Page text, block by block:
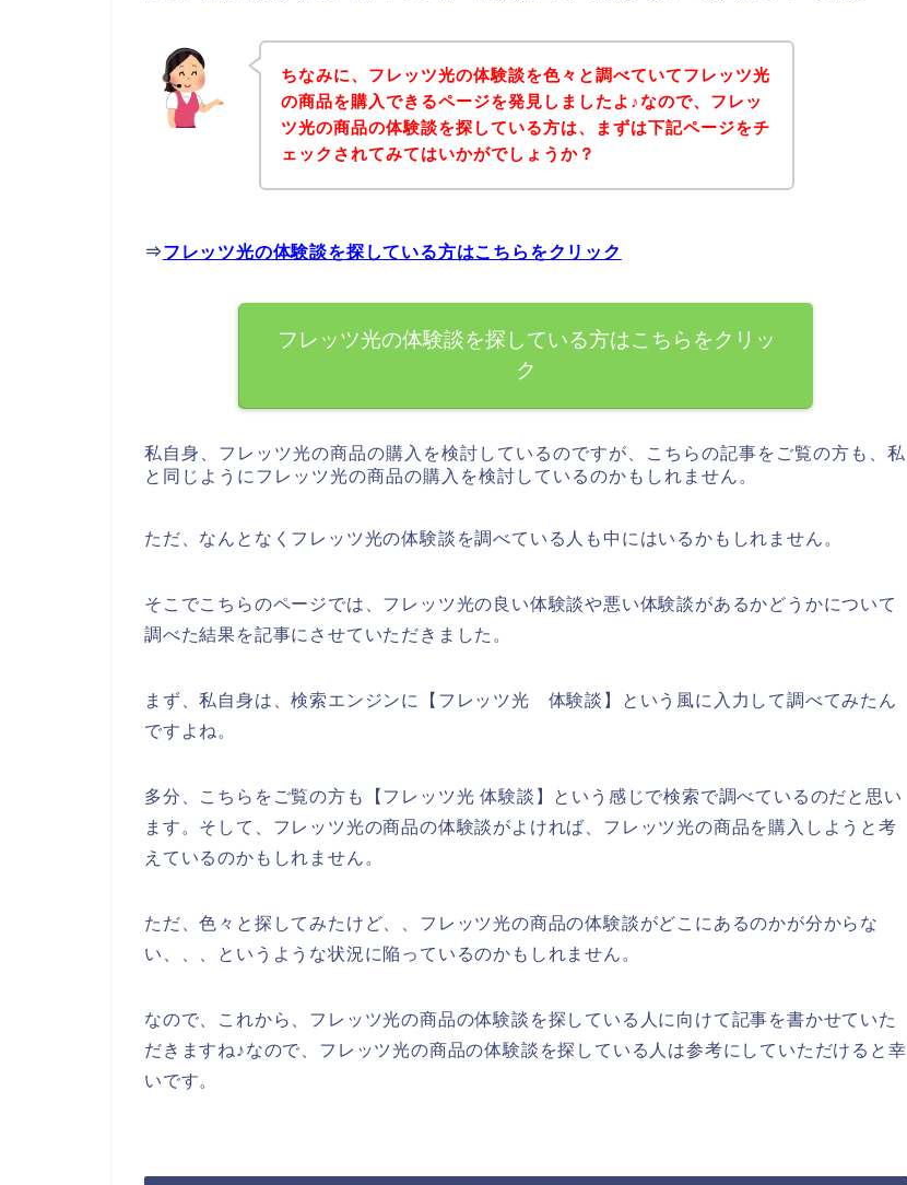
ちなみに、フレッツ光の体験談を色々と調べていてフレッツ光
の商品を購入できるページを発見しましたよ♪なので、フレッ
ツ光の商品の体験談を探している方は、まずは下記ページをチ
ェックされてみてはいかがでしょうか？
⇒フレッツ光の体験談を探している方はこちらをクリック
フレッツ光の体験談を探している方はこちらをクリッ
ク
私自身、フレッツ光の商品の購入を検討しているのですが、こちらの記事をご覧の方も、私
と同じようにフレッツ光の商品の購入を検討しているのかもしれません。
ただ、なんとなくフレッツ光の体験談を調べている人も中にはいるかもしれません。
そこでこちらのページでは、フレッツ光の良い体験談や悪い体験談があるかどうかについて
調べた結果を記事にさせていただきました。
まず、私自身は、検索エンジンに【フレッツ光 体験談】という風に入力して調べてみたん
ですよね。
多分、こちらをご覧の方も【フレッツ光 体験談】という感じで検索で調べているのだと思い
ます。そして、フレッツ光の商品の体験談がよければ、フレッツ光の商品を購入しようと考
えているのかもしれません。
ただ、色々と探してみたけど、、フレッツ光の商品の体験談がどこにあるのかが分からな
い、、、というような状況に陥っているのかもしれません。
なので、これから、フレッツ光の商品の体験談を探している人に向けて記事を書かせていた
だきますね♪なので、フレッツ光の商品の体験談を探している人は参考にしていただけると幸
いです。